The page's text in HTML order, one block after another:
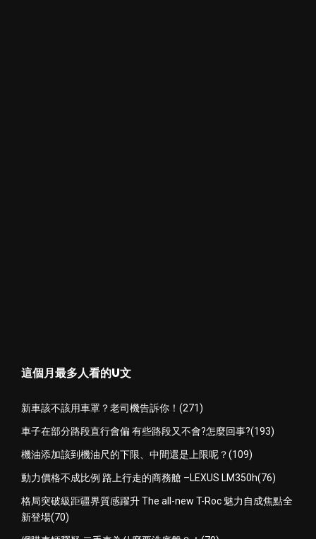
這個月最多人看的U文
新車該不該用車罩？老司機告訴你！(271)
車子在部分路段直行會偏 有些路段又不會?怎麼回事?(193)
機油添加該到機油尺的下限、中間還是上限呢？(109)
動力價格不成比例 路上行走的商務艙 –LEXUS LM350h(76)
格局突破級距疆界質感躍升 The all-new T-Roc 魅力自成焦點全
新登場(70)